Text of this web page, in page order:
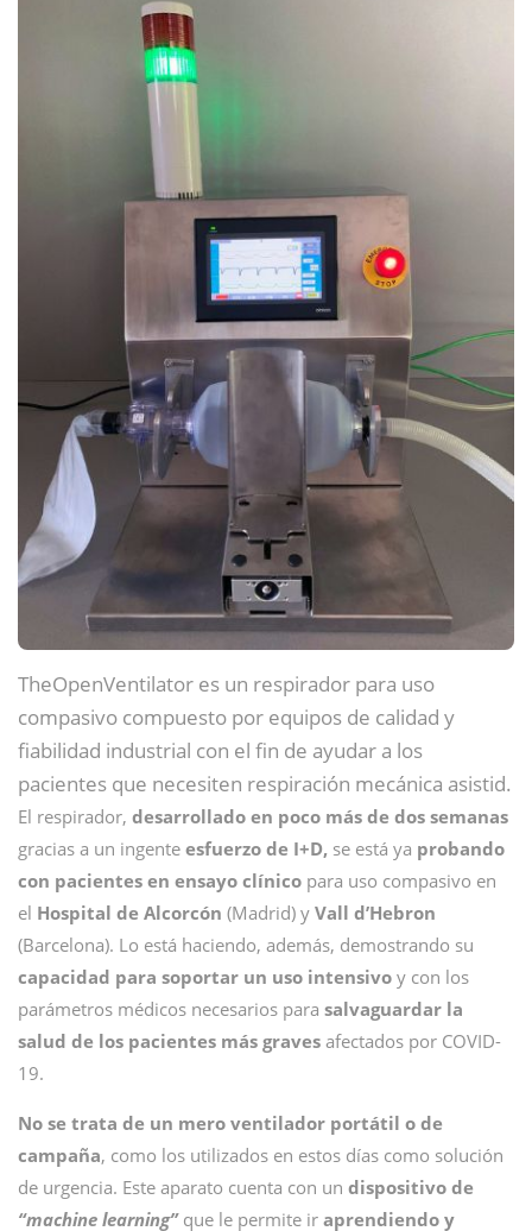
TheOpenVentilator es un respirador para uso
compasivo compuesto por equipos de calidad y
fiabilidad industrial con el fin de ayudar a los
pacientes que necesiten respiración mecánica asistid.
El respirador, desarrollado en poco más de dos semanas
gracias a un ingente esfuerzo de I+D, se está ya probando
con pacientes en ensayo clínico para uso compasivo en
el Hospital de Alcorcón (Madrid) y Vall d’Hebron
(Barcelona). Lo está haciendo, además, demostrando su
capacidad para soportar un uso intensivo y con los
parámetros médicos necesarios para salvaguardar la
salud de los pacientes más graves afectados por COVID-
19.
No se trata de un mero ventilador portátil o de
campaña, como los utilizados en estos días como solución
de urgencia. Este aparato cuenta con un dispositivo de
“machine learning”que le permite ir aprendiendo y